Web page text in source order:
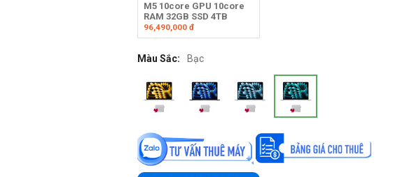
M5 10core GPU 10core
RAM 32GB SSD 4TB
96,490,000đ
Màu Sắc: Bạc